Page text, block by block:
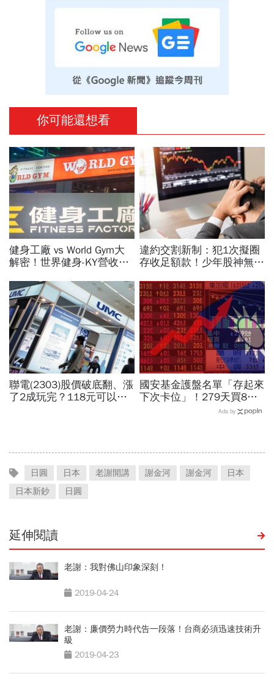
你可能還想看
健身工廠 vs World Gym大
解密！世界健身-KY營收大
課、會籍…誰才是真正賺錢
金雞母？
違約交割新制：犯1次擬圈
存收足額款！少年股神無本
違約交割後果「想貸款都
難」
聯電(2303)股價破底翻、漲
了2成玩完？118元可以
國安基金護盤名單「存起來
下次卡位」！279天買8檔
翻倍賺百億：鴻海、台達
Ads by
日圓 日本 老謝開講 謝金河 謝金河
日本
日本新鈔
日圓
延伸閱讀
老謝：我對佛山印象深刻！
2019-04-24
老謝：廉價勞力時代告一段落！台商必須迅速技術升
級
2019-04-23